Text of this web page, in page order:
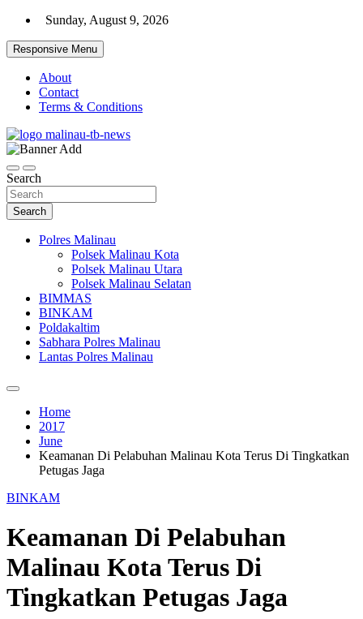
Skip
content
Sunday, August 9, 2026
Responsive Menu
About
Contact
Terms & Conditions
Pelangiresmalinau.com
Search
Search
Polres Malinau
Polsek Malinau Kota
Polsek Malinau Utara
Polsek Malinau Selatan
BIMMAS
BINKAM
Poldakaltim
Sabhara Polres Malinau
Lantas Polres Malinau
Home
2017
June
Keamanan Di Pelabuhan Malinau Kota Terus Di Tingkatkan
Petugas Jaga
BINKAM
Keamanan Di Pelabuhan
Malinau Kota Terus Di
Tingkatkan Petugas Jaga